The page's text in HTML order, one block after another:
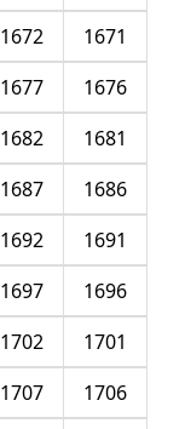
1671
1672
1676
1677
1681
1682
1686
1687
1691
1692
1696
1697
1701
1702
1706
1707